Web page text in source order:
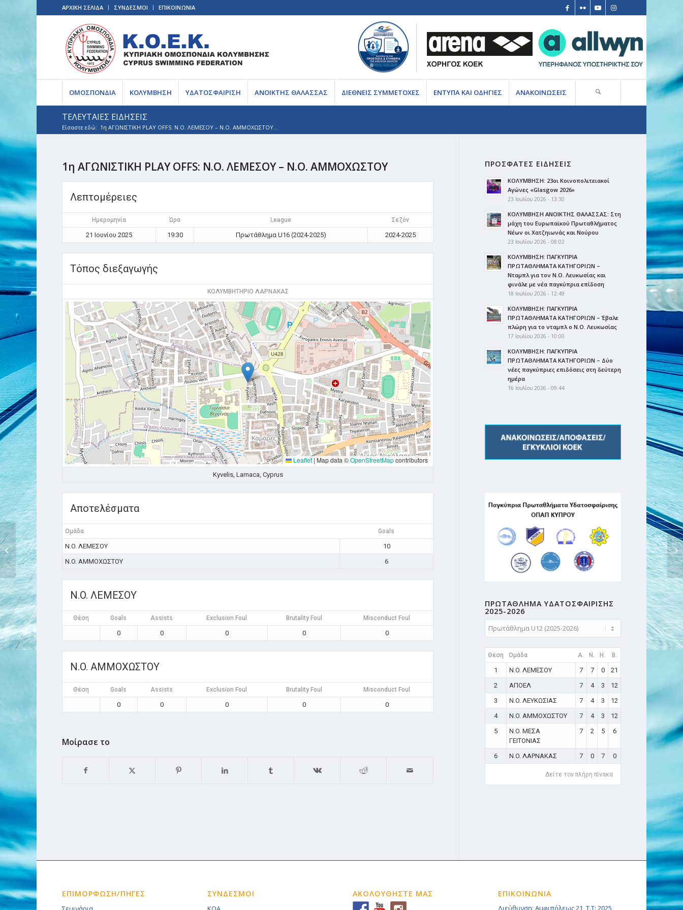
ΑΡΧΙΚΗ ΣΕΛΙΔΑ ΣΥΝΔΕΣΜΟΙ ΕΠΙΚΟΙΝΩΝΙΑ
ΟΜΟΣΠΟΝΔΙΑ ΚΟΛΥΜΒΗΣΗ ΥΔΑΤΟΣΦΑΙΡΙΣΗ ΑΝΟΙΚΤΗΣ ΘΑΛΑΣΣΑΣ ΔΙΕΘΝΕΙΣ ΣΥΜΜΕΤΟΧΕΣ ΕΝΤΥΠΑ ΚΑΙ ΟΔΗΓΙΕΣ ΑΝΑΚΟΙΝΩΣΕΙΣ
ΤΕΛΕΥΤΑΙΕΣ ΕΙΔΗΣΕΙΣ
Είσαστε εδώ: 1η ΑΓΩΝΙΣΤΙΚΗ PLAY OFFS: Ν.Ο. ΛΕΜΕΣΟΥ – Ν.Ο. ΑΜΜΟΧΩΣΤΟΥ...
1η ΑΓΩΝΙΣΤΙΚΗ PLAY OFFS: Ν.Ο. ΛΕΜΕΣΟΥ – Ν.Ο. ΑΜΜΟΧΩΣΤΟΥ
Λεπτομέρειες
Ημερομηνία Ώρα League Σεζόν
21 Ιουνίου 2025 19:30 Πρωτάθλημα U16 (2024-2025) 2024-2025
Τόπος διεξαγωγής
ΚΟΛΥΜΒΗΤΗΡΙΟ ΛΑΡΝΑΚΑΣ
Leaflet | Map data ©OpenStreetMapcontributors
Kyvelis, Larnaca, Cyprus
Αποτελέσματα
Ομάδα Goals
N.O. ΛΕΜΕΣΟΥ
10
N.O. ΑΜΜΟΧΩΣΤΟΥ
6
N.O. ΛΕΜΕΣΟΥ
Θέση Goals Assists Exclusion Foul Brutality Foul Misconduct Foul
0 0 0 0 0
N.O. ΑΜΜΟΧΩΣΤΟΥ
Θέση Goals Assists Exclusion Foul Brutality Foul Misconduct Foul
0 0 0 0 0
Μοίρασε το
ΠΡΟΣΦΑΤΕΣ ΕΙΔΗΣΕΙΣ
ΚΟΛΥΜΒΗΣΗ: 23οι Κοινοπολιτειακοί
Αγώνες «Glasgow 2026»
23 Ιουλίου 2026 - 13:30
ΚΟΛΥΜΒΗΣΗ ΑΝΟΙΚΤΗΣ ΘΑΛΑΣΣΑΣ: Στη
μάχη του Ευρωπαϊκού Πρωταθλήματος
Νέων οι Χατζηιωνάς και Νούρου
23 Ιουλίου 2026 - 08:02
ΚΟΛΥΜΒΗΣΗ: ΠΑΓΚΥΠΡΙΑ
ΠΡΩΤΑΘΛΗΜΑΤΑ ΚΑΤΗΓΟΡΙΩΝ –
Νταμπλ για τον Ν.Ο. Λευκωσίας και
φινάλε με νέα παγκύπρια επίδοση
18 Ιουλίου 2026 - 12:49
ΚΟΛΥΜΒΗΣΗ: ΠΑΓΚΥΠΡΙΑ
ΠΡΩΤΑΘΛΗΜΑΤΑ ΚΑΤΗΓΟΡΙΩΝ – Έβαλε
πλώρη για το νταμπλ ο Ν.Ο. Λευκωσίας
17 Ιουλίου 2026 - 10:00
ΚΟΛΥΜΒΗΣΗ: ΠΑΓΚΥΠΡΙΑ
ΠΡΩΤΑΘΛΗΜΑΤΑ ΚΑΤΗΓΟΡΙΩΝ – Δύο
νέες παγκύπριες επιδόσεις στη δεύτερη
ημέρα
16 Ιουλίου 2026 - 09:44
ΠΡΩΤΑΘΛΗMA ΥΔΑΤΟΣΦΑΙΡΙΣΗΣ
2025-2026
Θέση Ομάδα A. N. H. B.
1 N.O. ΛΕΜΕΣΟΥ 7 7 0
21
2
ΑΠΟΕΛ 7 4 3
12
3
N.O. ΛΕΥΚΩΣΙΑΣ 7 4 3
12
4
N.O. ΑΜΜΟΧΩΣΤΟΥ 7 4 3
12
5
N.O. ΜΕΣΑ
ΓΕΙΤΟΝΙΑΣ
7 2 5 6
6 N.O. ΛΑΡΝΑΚΑΣ 7 0 7 0
Δείτε τον πλήρη πίνακα
ΕΠΙΜΟΡΦΩΣΗ/ΠΗΓΕΣ ΣΥΝΔΕΣΜΟΙ ΑΚΟΛΟΥΘΗΣΤΕ ΜΑΣ ΕΠΙΚΟΙΝΩΝΙΑ
Διεύθυνση: Αμφιπόλεως 21, Τ.Τ: 2025
1η ΑΓΩΝΙΣΤΙΚΗ PLAY OFFS: ΑΠΟΕΛ –
Ν.Ο. ΜΕΣΑ ΓΕ...